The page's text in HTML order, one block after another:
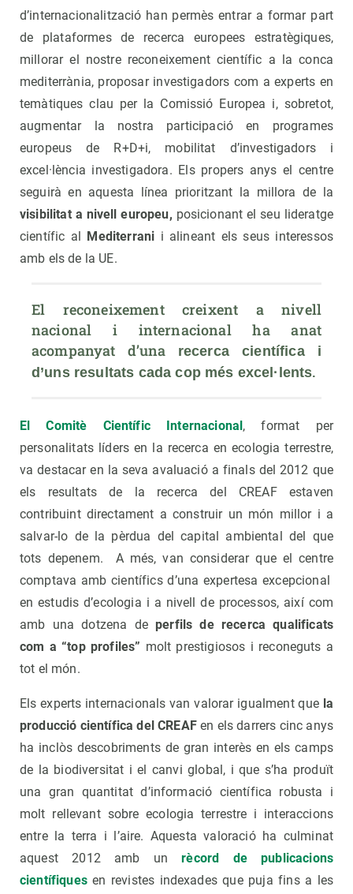
d’internacionalització han permès entrar a formar part
de plataformes de recerca europees estratègiques,
millorar el nostre reconeixement científic a la conca
mediterrània, proposar investigadors com a experts en
temàtiques clau per la Comissió Europea i, sobretot,
augmentar la nostra participació en programes
europeus de R+D+i, mobilitat d’investigadors i
excel·lència investigadora. Els propers anys el centre
seguirà en aquesta línea prioritzant la millora de la
visibilitat a nivell europeu, posicionant el seu lideratge
científic al Mediterrani i alineant els seus interessos
amb els de la UE.
El reconeixement creixent a nivell
nacional i internacional ha anat
acompanyat d’una
recerca científica i
d’uns resultats cada cop més excel·lents.
El Comitè Científic Internacional, format per
personalitats líders en la recerca en ecologia terrestre,
va destacar en la seva avaluació a finals del 2012 que
els resultats de la recerca del CREAF estaven
contribuint directament a construir un món millor i a
salvar-lo de la pèrdua del capital ambiental del que
tots depenem. A més, van considerar que el centre
comptava amb científics d’una expertesa excepcional
en estudis d’ecologia i a nivell de processos, així com
amb una dotzena deperfils de recerca qualificats
com a “top profiles” molt prestigiosos i reconeguts a
tot el món.
Els experts internacionals van valorar igualment que la
producció científica del CREAFen els darrers cinc anys
ha inclòs descobriments de gran interès en els camps
de la biodiversitat i el canvi global, i que s’ha produït
una gran quantitat d’informació científica robusta i
molt rellevant sobre ecologia terrestre i interaccions
entre la terra i l’aire. Aquesta valoració ha culminat
aquest 2012 amb unrècord de publicacions
científiquesen revistes indexades que puja fins a les